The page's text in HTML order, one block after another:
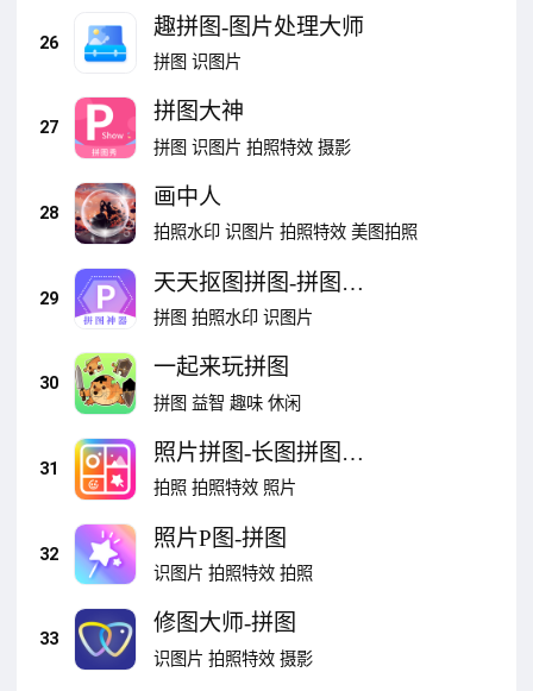
26
趣拼图-图片处理大师
拼图 识图片
27
拼图大神
拼图 识图片 拍照特效 摄影
28
画中人
拍照水印 识图片 拍照特效 美图拍照
29
天天抠图拼图-拼图软
件
拼图 拍照水印 识图片
30
一起来玩拼图
拼图 益智 趣味 休闲
31
照片拼图-长图拼图海
报拼图
拍照 拍照特效 照片
32
照片P图-拼图
识图片 拍照特效 拍照
33
修图大师-拼图
识图片 拍照特效 摄影